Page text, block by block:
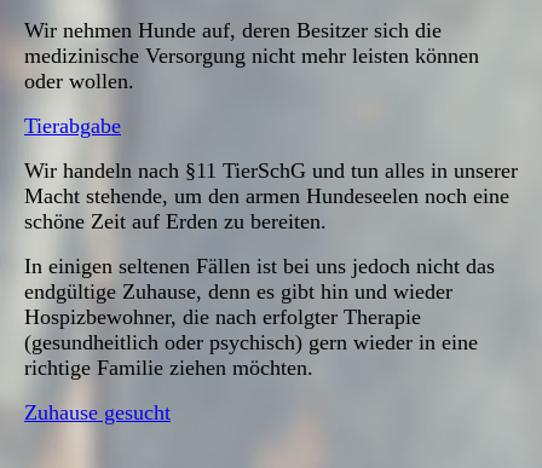
Wir nehmen Hunde auf, deren Besitzer sich die
medizinische Versorgung nicht mehr leisten können
oder wollen.
Tierabgabe
Wir handeln nach §11 TierSchG und tun alles in unserer
Macht stehende, um den armen Hundeseelen noch eine
schöne Zeit auf Erden zu bereiten.
In einigen seltenen Fällen ist bei uns jedoch nicht das
endgültige Zuhause, denn es gibt hin und wieder
Hospizbewohner, die nach erfolgter Therapie
(gesundheitlich oder psychisch) gern wieder in eine
richtige Familie ziehen möchten.
Zuhause gesucht